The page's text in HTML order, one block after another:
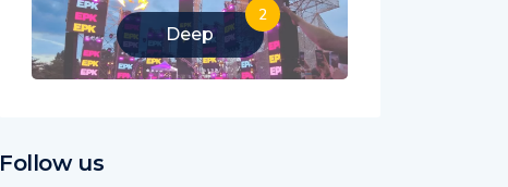
Deep
2
Follow us